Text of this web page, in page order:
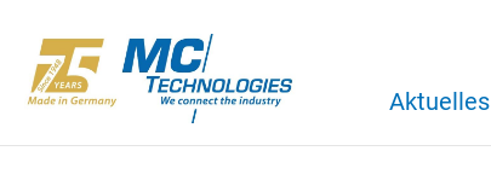
Inhalt
springen
Aktuelles